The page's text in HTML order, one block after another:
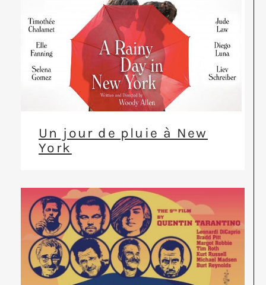
Un jour de pluie à New
York